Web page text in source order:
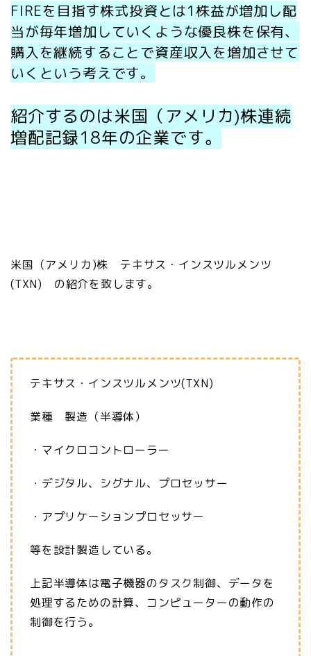
FIREを目指す株式投資とは1株益が増加し配
当が毎年増加していくような優良株を保有、
購入を継続することで資産収入を増加させて
いくという考えです。
紹介するのは米国（アメリカ)株連続
増配記録18年の企業です。
米国（アメリカ)株 テキサス・インスツルメンツ
(TXN) の紹介を致します。
テキサス・インスツルメンツ(TXN)
業種 製造（半導体）
・マイクロコントローラー
・デジタル、シグナル、プロセッサー
・アプリケーションプロセッサー
等を設計製造している。
上記半導体は電子機器のタスク制御、データを
処理するための計算、コンピューターの動作の
制御を行う。